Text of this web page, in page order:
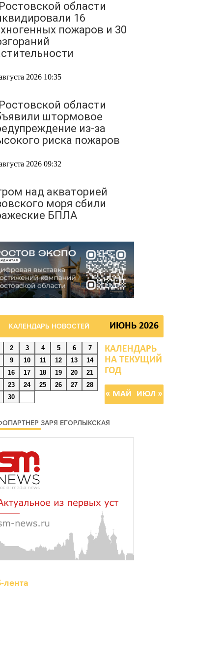
области
16
пожаров и 30
2026 10:35
области
штормовое
из-за
риска пожаров
2026 09:32
над акваторией
моря сбили
БПЛА
жара до +40
накроет Ростов-на-
8 августа
2026 09:23
дежурными силами
перехвачены и
397
30 БПЛА сбили
в пяти районах
области
августа 2026 23:00
счастье семейное
– спрячьте первое
яблоко:
на 8 августа
КАЛЕНДАРЬ НОВОСТЕЙ ИЮНЬ 2026
2 3 4 5 6
7
9 10 11 12 13
14
16 17 18 19 20
21
23 24 25 26 27
28
30 « МАЙ ИЮЛ »
ЗАРЯ ЕГОРЛЫКСКАЯ
лента